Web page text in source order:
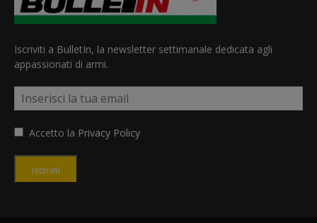
Iscriviti a BulletIn, la newsletter settimanale dedicata agli
appassionati di armi.
Accetto la Privacy Policy
Iscriviti